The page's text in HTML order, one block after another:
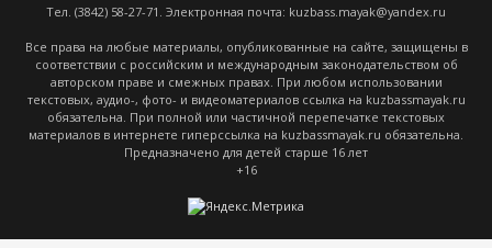
Тел. (3842) 58-27-71. Электронная почта: kuzbass.mayak@yandex.ru
Все права на любые материалы, опубликованные на сайте, защищены в
соответствии с российским и международным законодательством об
авторском праве и смежных правах. При любом использовании
текстовых, аудио-, фото- и видеоматериалов ссылка на kuzbassmayak.ru
обязательна. При полной или частичной перепечатке текстовых
материалов в интернете гиперссылка на kuzbassmayak.ru обязательна.
Предназначено для детей старше 16 лет
+16